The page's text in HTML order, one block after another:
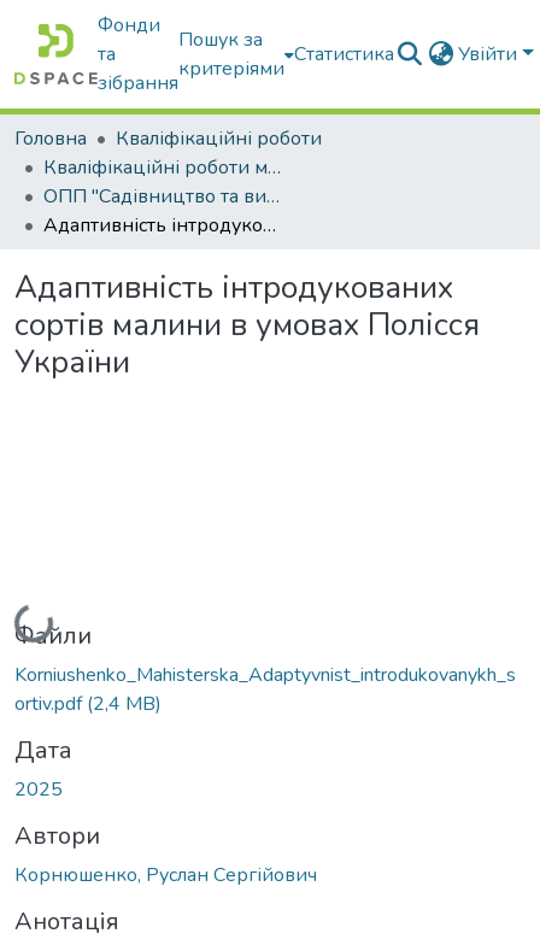
Фонди
та
зібрання
Пошук за
критеріями
Статистика Увійти
Головна
Кваліфікаційні роботи
Кваліфікаційні роботи магістрів
ОПП "Садівництво та виноградарство"
Адаптивність інтродукованих сортів малини в умовах Полісся України
Адаптивність інтродукованих
сортів малини в умовах Полісся
України
Вантажиться...
Файли
Korniushenko_Mahisterska_Adaptyvnist_introdukovanykh_s
ortiv.pdf(2,4 MB)
Дата
2025
Автори
Корнюшенко, Руслан Сергійович
Анотація